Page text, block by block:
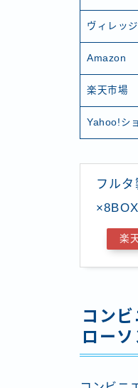
ヴィレッ
Amazon
楽天市場
Yahoo!シ
フル
楽
コン
ローソ